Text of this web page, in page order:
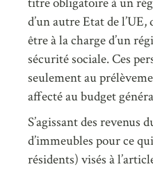
d’un autre Etat de l’UE,
être à la charge d’un
sécurité sociale. Ces
seulement au
affecté au budget
S’agissant des revenus
d’immeubles pour ce
résidents) visés à